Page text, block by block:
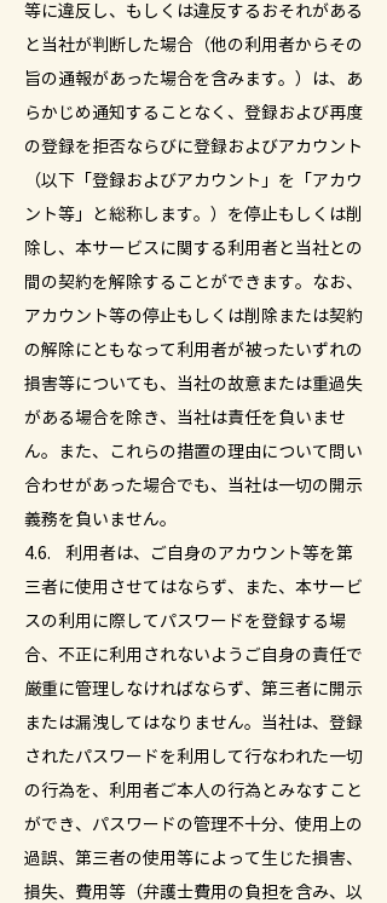
等に違反し、もしくは違反するおそれがある
と当社が判断した場合（他の利用者からその
旨の通報があった場合を含みます。）は、あ
らかじめ通知することなく、登録および再度
の登録を拒否ならびに登録およびアカウント
（以下「登録およびアカウント」を「アカウ
ント等」と総称します。）を停止もしくは削
除し、本サービスに関する利用者と当社との
間の契約を解除することができます。なお、
アカウント等の停止もしくは削除または契約
の解除にともなって利用者が被ったいずれの
損害等についても、当社の故意または重過失
がある場合を除き、当社は責任を負いませ
ん。また、これらの措置の理由について問い
合わせがあった場合でも、当社は一切の開示
義務を負いません。
4.6. 利用者は、ご自身のアカウント等を第
三者に使用させてはならず、また、本サービ
スの利用に際してパスワードを登録する場
合、不正に利用されないようご自身の責任で
厳重に管理しなければならず、第三者に開示
または漏洩してはなりません。当社は、登録
されたパスワードを利用して行なわれた一切
の行為を、利用者ご本人の行為とみなすこと
ができ、パスワードの管理不十分、使用上の
過誤、第三者の使用等によって生じた損害、
損失、費用等（弁護士費用の負担を含み、以